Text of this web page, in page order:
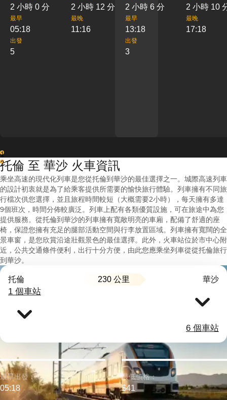
2 小時 0 分 2 小時 12 分
最早
05:18
最晚
11:16
出發
5
2 小時 6 分 2 小時 10
最早
13:18
最晚
17:18
出發
3
1
2
托倫 至 華沙 火車資訊
乘坐高速的現代化列車是您從托倫到華沙的最佳選擇之一。城際高速列車
的設計初衷就是為了給乘客提供所需要的愉快旅行體驗。列車擁有不同旅
行檔次供您選擇，並且旅程時間較短（大概需要2小時），每天擁有多達
9個班次，時間分佈較廣泛。列車上配有各類優質設施，可在旅途中為您
提供服務。從托倫到華沙的列車擁有寬敞明亮的車廂，配備了舒適的座
椅，保證您擁有充足的腿部活動空間與行李放置區域。列車擁有寬闊的全
景車窗，是您欣賞沿途壯觀景色的最佳選擇。此外，火車站位於市中心附
近，公共交通條件便利，出行十分方便，由此您應乘坐列車從從托倫旅行
到華沙。
托倫 230 公里 華沙
1 個車站
6 個車站
最早出發：
05:18
最低價格：
$41